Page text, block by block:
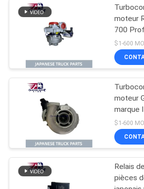
moteur
700
S1760-
E0M10
$1-600
moteur
marque
500
17201-
E0741
$1-600
Relais
pièces